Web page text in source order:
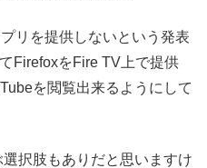
リを提供しないという発表
FirefoxをFire TV上で提供
を閲覧出来るようにして
択肢もありだと思いますけ